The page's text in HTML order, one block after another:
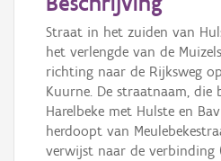
Downloads
Hergebruik
Aanmelden
Straat in het zuiden van
het verlengde van de
richting naar de Rijksweg
Kuurne. De straatnaam, die
Harelbeke met Hulste en
herdoopt van
verwijst naar de verbinding